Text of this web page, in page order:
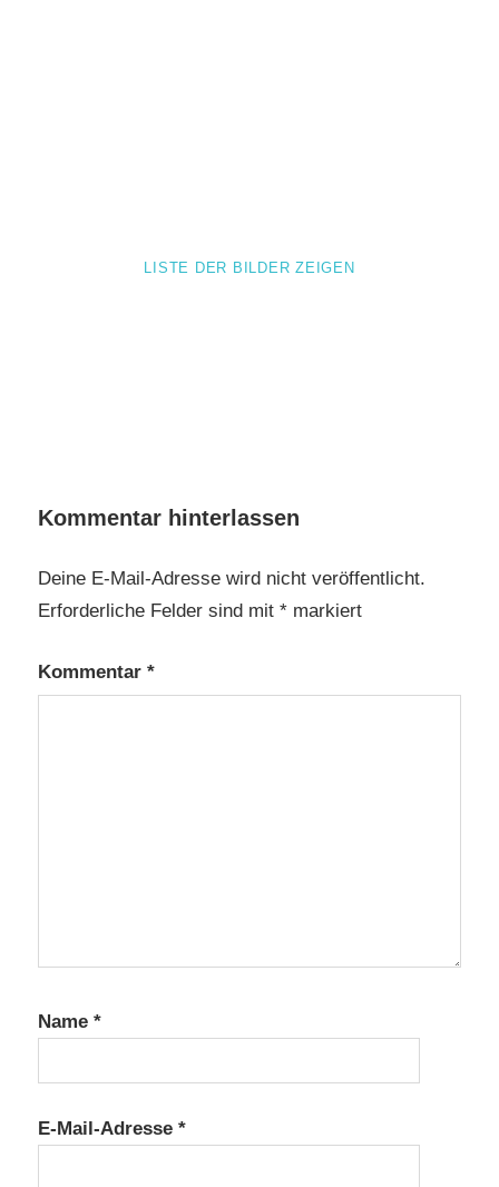
LISTE DER BILDER ZEIGEN
Kommentar hinterlassen
Deine E-Mail-Adresse wird nicht veröffentlicht.
Erforderliche Felder sind mit * markiert
Kommentar *
Name *
E-Mail-Adresse *